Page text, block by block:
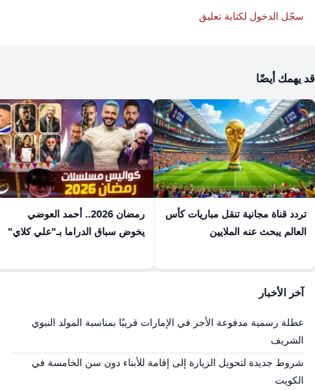
سجّل الدخول لكتابة تعليق
قد يهمك أيضًا
تردد قناة مجانية تنقل مباريات كأس
العالم يبحث عنه الملايين
رمضان 2026.. أحمد العوضي
يخوض سباق الدراما بـ"علي كلاي"
آخر الأخبار
عطلة رسمية مدفوعة الأجر في الإمارات قريبًا بمناسبة المولد النبوي
الشريف
شروط جديدة لتحويل الزيارة إلى إقامة للأبناء دون سن الخامسة في
الكويت